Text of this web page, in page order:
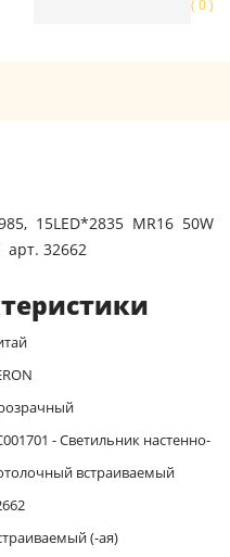
( 0 )
15LED*2835 MR16 50W
арт. 32662
- Светильник настенно-
встраиваемый
(-ая)